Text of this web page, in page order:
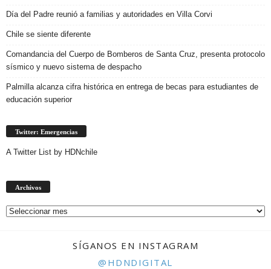
Día del Padre reunió a familias y autoridades en Villa Corvi
Chile se siente diferente
Comandancia del Cuerpo de Bomberos de Santa Cruz, presenta protocolo
sísmico y nuevo sistema de despacho
Palmilla alcanza cifra histórica en entrega de becas para estudiantes de
educación superior
Twitter: Emergencias
A Twitter List by HDNchile
Archivos
SÍGANOS EN INSTAGRAM
@HDNDIGITAL